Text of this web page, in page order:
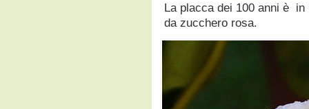
La placca dei 100 anni è
da zucchero rosa.